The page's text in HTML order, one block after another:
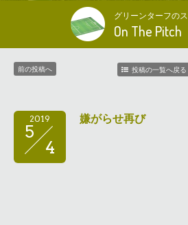
グリーンターフの
On The Pitch
前の投稿へ 投稿の一覧へ戻る
2019
5
4
嫌がらせ再び